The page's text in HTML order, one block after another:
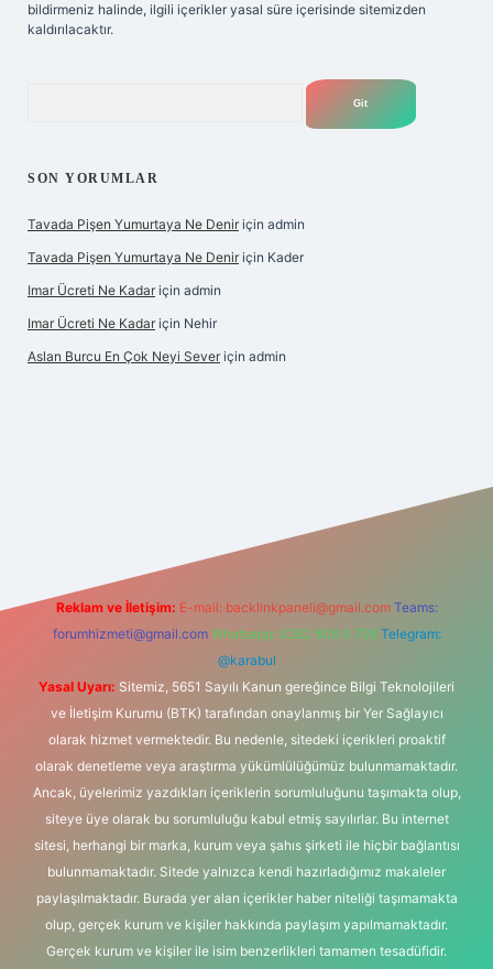
bildirmeniz halinde, ilgili içerikler yasal süre içerisinde sitemizden
kaldırılacaktır.
SON YORUMLAR
Tavada Pişen Yumurtaya Ne Denir için admin
Tavada Pişen Yumurtaya Ne Denir için Kader
Imar Ücreti Ne Kadar için admin
Imar Ücreti Ne Kadar için Nehir
Aslan Burcu En Çok Neyi Sever için admin
Reklam ve İletişim: E-mail: backlinkpaneli@gmail.com Teams:
forumhizmeti@gmail.com Whatsapp: 0262 606 0 726 Telegram:
@karabul
Yasal Uyarı: Sitemiz, 5651 Sayılı Kanun gereğince Bilgi Teknolojileri
ve İletişim Kurumu (BTK) tarafından onaylanmış bir Yer Sağlayıcı
olarak hizmet vermektedir. Bu nedenle, sitedeki içerikleri proaktif
olarak denetleme veya araştırma yükümlülüğümüz bulunmamaktadır.
Ancak, üyelerimiz yazdıkları içeriklerin sorumluluğunu taşımakta olup,
siteye üye olarak bu sorumluluğu kabul etmiş sayılırlar. Bu internet
sitesi, herhangi bir marka, kurum veya şahıs şirketi ile hiçbir bağlantısı
bulunmamaktadır. Sitede yalnızca kendi hazırladığımız makaleler
paylaşılmaktadır. Burada yer alan içerikler haber niteliği taşımamakta
olup, gerçek kurum ve kişiler hakkında paylaşım yapılmamaktadır.
Gerçek kurum ve kişiler ile isim benzerlikleri tamamen tesadüfidir.